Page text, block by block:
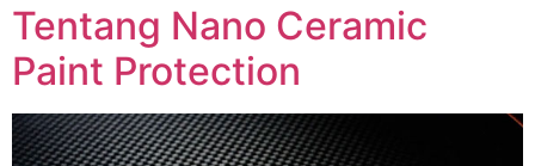
Tentang Nano Ceramic
Paint Protection